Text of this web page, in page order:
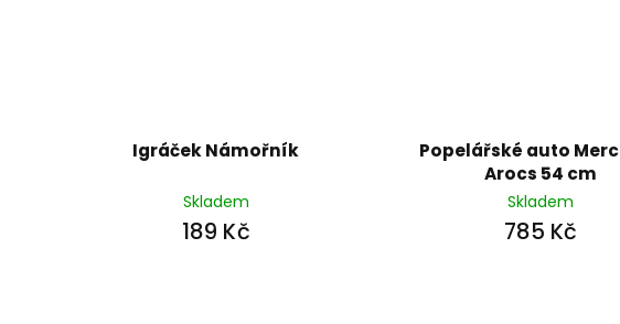
Igráček Námořník
Skladem
189 Kč
Popelářské auto
Arocs 54 cm
Skladem
785 Kč